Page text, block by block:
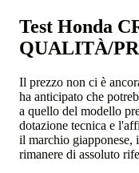
Test Honda
QUALITÀ/
Il prezzo non ci è
ha anticipato che
a quello del modello
dotazione tecnica e
il marchio giapponese,
rimanere di assoluto